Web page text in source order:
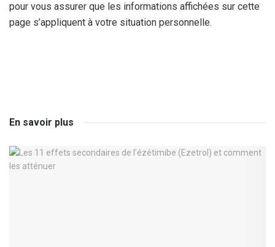
pour vous assurer que les informations affichées sur cette
page s’appliquent à votre situation personnelle.
En savoir plus